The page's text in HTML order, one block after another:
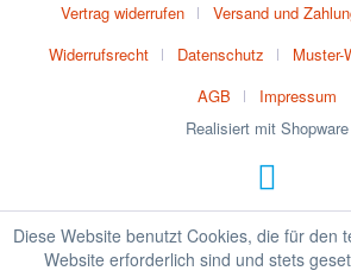
Vertrag widerrufen
Versand und
Widerrufsrecht
Datenschutz
Muster-
AGB
Impressum
Realisiert mit Shopware
Diese Website benutzt Cookies, die für den
Website erforderlich sind und stets